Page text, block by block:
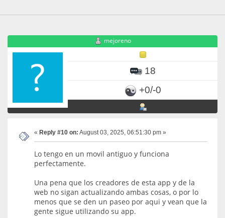
mejoreno
18
+0/-0
« Reply #10 on: August 03, 2025, 06:51:30 pm »
Lo tengo en un movil antiguo y funciona
perfectamente.
Una pena que los creadores de esta app y de la
web no sigan actualizando ambas cosas, o por lo
menos que se den un paseo por aqui y vean que la
gente sigue utilizando su app.